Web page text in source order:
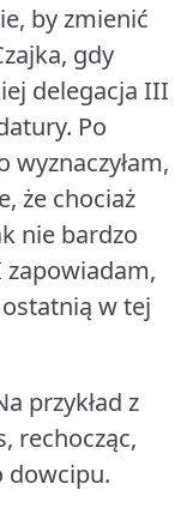
by zmienić
gdy
delegacja III
Po
że chociaż
nie bardzo
zapowiadam,
w tej
przykład z
rechocząc,
dowcipu.